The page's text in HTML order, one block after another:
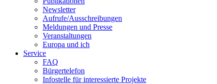
Newslet­ter
Auf­ru­fe/Aus­schrei­bun­gen
Mel­dun­gen und Pres­se
Ver­an­stal­tun­gen
Eu­ro­pa und ich
Ser­vice
FAQ
Bür­ger­te­le­fon
In­fo­stel­le für in­ter­es­sier­te Pro­jek­te